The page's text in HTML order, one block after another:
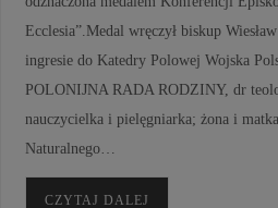
Ecclesia”.Medal wręczył biskup
ingresie do Katedry Polowej Wojska
POLONIJNA RADA RODZINY, dr
nauczycielka i pielęgniarka; żona i
Naturalnego…
CZYTAJ DALEJ